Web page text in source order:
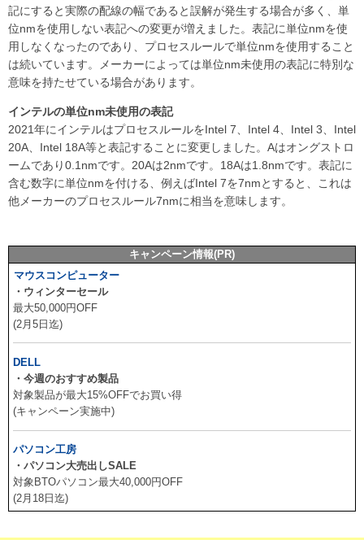
記にすると実際の配線の幅であると誤解が発生する場合が多く、単
位nmを使用しない表記への変更が増えました。表記に単位nmを使
用しなくなったのであり、プロセスルールで単位nmを使用すること
は続いています。メーカーによっては単位nm未使用の表記に特別な
意味を持たせている場合があります。
インテルの単位nm未使用の表記
2021年にインテルはプロセスルールをIntel 7、Intel 4、Intel 3、Intel
20A、Intel 18A等と表記することに変更しました。Aはオングストロ
ームであり0.1nmです。20Aは2nmです。18Aは1.8nmです。表記に
含む数字に単位nmを付ける、例えばIntel 7を7nmとすると、これは
他メーカーのプロセスルール7nmに相当を意味します。
キャンペーン情報(PR)
マウスコンピューター
・ウィンターセール
最大50,000円OFF
(2月5日迄)
DELL
・今週のおすすめ製品
対象製品が最大15%OFFでお買い得
(キャンペーン実施中)
パソコン工房
・パソコン大売出しSALE
対象BTOパソコン最大40,000円OFF
(2月18日迄)